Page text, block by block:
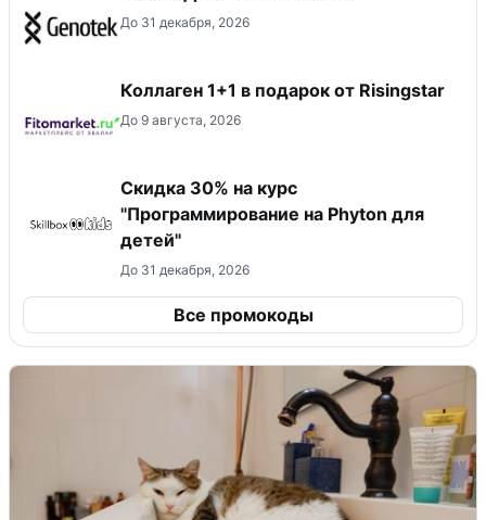
До 31 декабря, 2026
Коллаген 1+1 в подарок от Risingstar
До 9 августа, 2026
Скидка 30% на курс
"Программирование на Phyton для
детей"
До 31 декабря, 2026
Все промокоды